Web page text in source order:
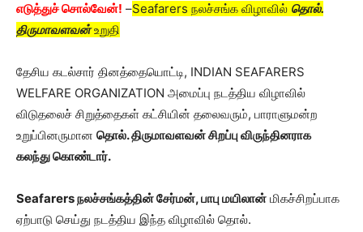
எடுத்துச் சொல்வேன்! –Seafarers நலச்சங்க விழாவில் தொல்.
திருமாவளவன் உறுதி
தேசிய கடல்சார் தினத்தையொட்டி, INDIAN SEAFARERS
WELFARE ORGANIZATION அமைப்பு நடத்திய விழாவில்
விடுதலைச் சிறுத்தைகள் கட்சியின் தலைவரும், பாராளுமன்ற
உறுப்பினருமான தொல். திருமாவளவன் சிறப்பு விருந்தினராக
கலந்து கொண்டார்.
Seafarers நலச்சங்கத்தின் சேர்மன், பாபு மயிலான் மிகச்சிறப்பாக
ஏற்பாடு செய்து நடத்திய இந்த விழாவில் தொல்.